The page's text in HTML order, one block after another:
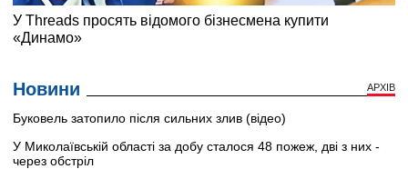
Новини АРХІВ
Буковель затопило після сильних злив (відео)
У Миколаївській області за добу сталося 48 пожеж, дві з них -
через обстріл